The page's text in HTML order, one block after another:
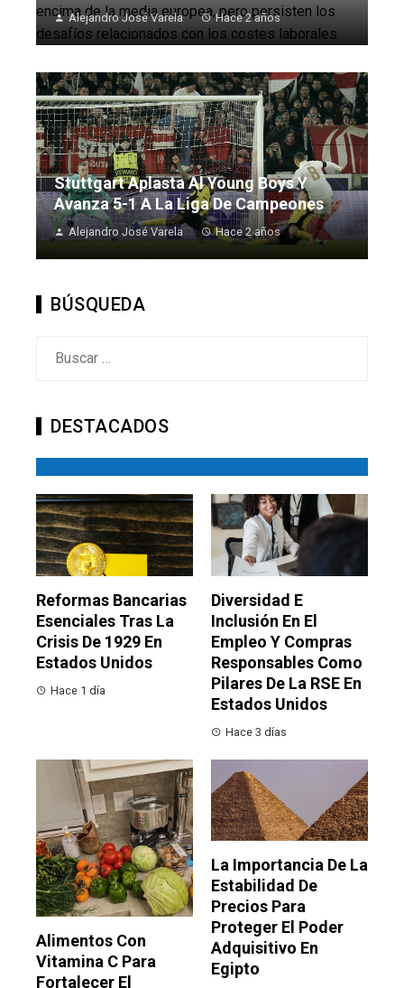
Alejandro José Varela Hace 2 años
Stuttgart Aplasta Al Young Boys Y
Avanza 5-1 A La Liga De Campeones
Alejandro José Varela Hace 2 años
BÚSQUEDA
DESTACADOS
Reformas Bancarias
Esenciales Tras La
Crisis De 1929 En
Estados Unidos
Hace 1 día
Diversidad E
Inclusión En El
Empleo Y Compras
Responsables Como
Pilares De La RSE En
Estados Unidos
Hace 3 días
Alimentos Con
Vitamina C Para
Fortalecer El
La Importancia De La
Estabilidad De
Precios Para
Proteger El Poder
Adquisitivo En
Egipto